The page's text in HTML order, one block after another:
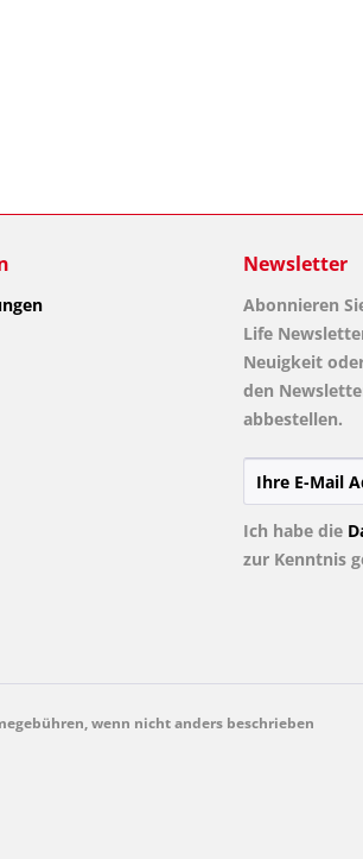
Newsletter
Abonnieren
Life
Neuigkeit
den
abbestellen.
Ich habe die
zur Kenntnis
wenn nicht anders beschrieben